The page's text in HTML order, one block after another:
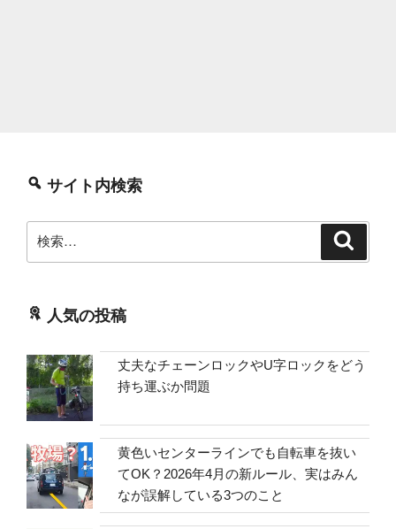
サイト内検索
索:
人気の投稿
丈夫なチェーンロックやU字ロックをどう
持ち運ぶか問題
黄色いセンターラインでも自転車を抜い
てOK？2026年4月の新ルール、実はみん
なが誤解している3つのこと